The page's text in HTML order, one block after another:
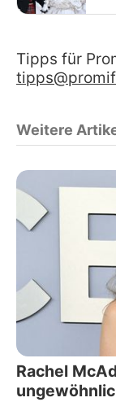
Tipps für
Weitere
Rachel